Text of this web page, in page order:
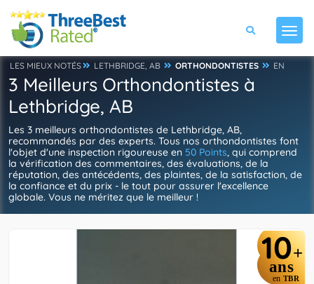
LES MIEUX NOTÉS LETHBRIDGE, AB ORTHONDONTISTES EN
3 Meilleurs Orthondontistes à
Lethbridge, AB
Les 3 meilleurs orthondontistes de Lethbridge, AB,
recommandés par des experts. Tous nos orthondontistes font
l'objet d'une inspection rigoureuse en 50 Points, qui comprend
la vérification des commentaires, des évaluations, de la
réputation, des antécédents, des plaintes, de la satisfaction, de
la confiance et du prix - le tout pour assurer l'excellence
globale. Vous ne méritez que le meilleur !
10+
ans
en TBR